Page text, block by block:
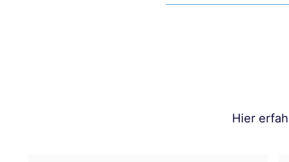
Hier